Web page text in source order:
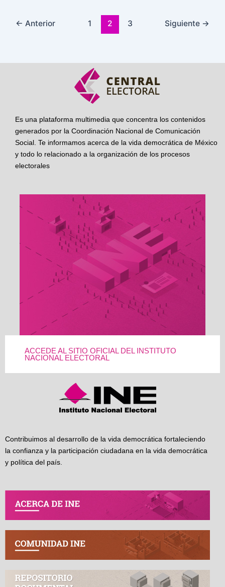
← Anterior 1 2 3 Siguiente →
Es una plataforma multimedia que concentra los contenidos
generados por la Coordinación Nacional de Comunicación
Social. Te informamos acerca de la vida democrática de México
y todo lo relacionado a la organización de los procesos
electorales
ACCEDE AL SITIO OFICIAL DEL INSTITUTO
NACIONAL ELECTORAL
Contribuimos al desarrollo de la vida democrática fortaleciendo
la confianza y la participación ciudadana en la vida democrática
y política del país.